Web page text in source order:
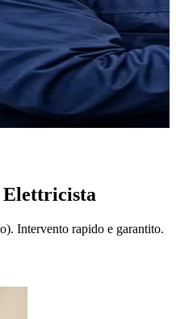
Elettricista
Intervento rapido e garantito.